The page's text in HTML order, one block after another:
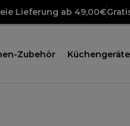
Lieferung ab 49,00€
Zubehör Küchengeräte